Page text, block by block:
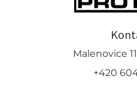
Malenovice
+420